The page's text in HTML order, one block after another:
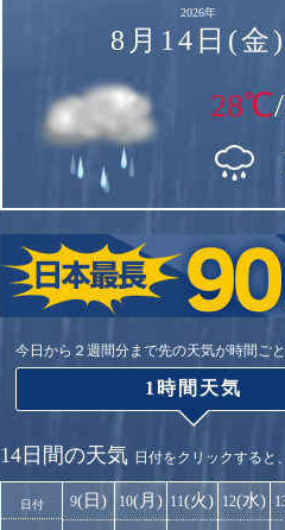
2026年
8月14日(金)
28℃/
今日から２週間分まで先の天気が時間ごと
1時間天気
14日間の天気 日付をクリックすると
日付 9(日) 10(月) 11(火) 12(水)